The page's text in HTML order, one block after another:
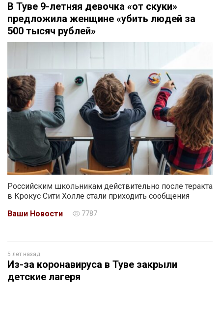
В Туве 9-летняя девочка «от скуки»
предложила женщине «убить людей за
500 тысяч рублей»
Российским школьникам действительно после теракта
в Крокус Сити Холле стали приходить сообщения
Ваши Новости
7787
5 лет назад
Из-за коронавируса в Туве закрыли
детские лагеря